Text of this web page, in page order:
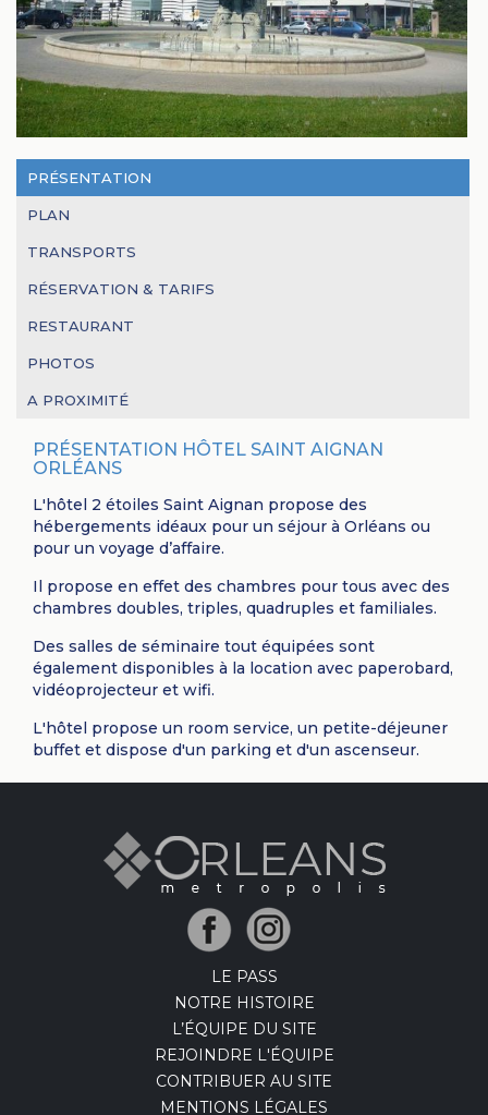
PRÉSENTATION
PLAN
TRANSPORTS
RÉSERVATION & TARIFS
RESTAURANT
PHOTOS
A PROXIMITÉ
PRÉSENTATION HÔTEL SAINT AIGNAN
ORLÉANS
L'hôtel 2 étoiles Saint Aignan propose des
hébergements idéaux pour un séjour à Orléans ou
pour un voyage d’affaire.
Il propose en effet des chambres pour tous avec des
chambres doubles, triples, quadruples et familiales.
Des salles de séminaire tout équipées sont
également disponibles à la location avec paperobard,
vidéoprojecteur et wifi.
L'hôtel propose un room service, un petite-déjeuner
buffet et dispose d'un parking et d'un ascenseur.
LE PASS
NOTRE HISTOIRE
L’ÉQUIPE DU SITE
REJOINDRE L'ÉQUIPE
CONTRIBUER AU SITE
MENTIONS LÉGALES